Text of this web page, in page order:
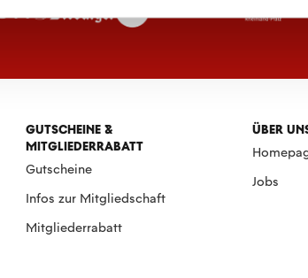
GUTSCHEINE &
MITGLIEDERRABATT
Gutscheine
Infos zur Mitgliedschaft
Mitgliederrabatt
ÜBER
Jobs